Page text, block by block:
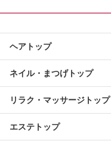
ヘアトップ
ネイル・まつげトップ
リラク・マッサージトップ
エステトップ